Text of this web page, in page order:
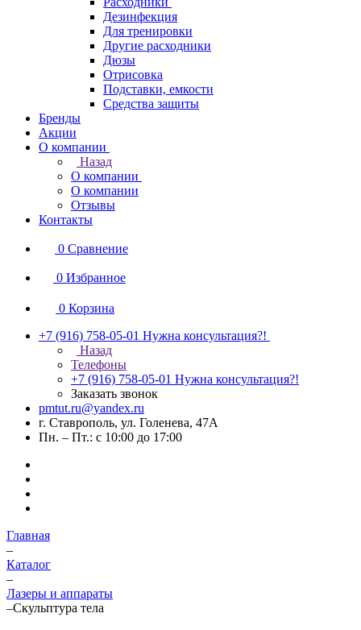
Дезинфекция
Для тренировки
Другие расходники
Дюзы
Отрисовка
Подставки, емкости
Средства защиты
Бренды
Акции
О компании
Назад
О компании
О компании
Отзывы
Контакты
0 Сравнение
0 Избранное
0 Корзина
+7 (916) 758-05-01 Нужна консультация?!
Назад
Телефоны
+7 (916) 758-05-01 Нужна консультация?!
Заказать звонок
pmtut.ru@yandex.ru
г. Ставрополь, ул. Голенева, 47А
Пн. – Пт.: с 10:00 до 17:00
Главная
–
Каталог
–
Лазеры и аппараты
–Скульптура тела